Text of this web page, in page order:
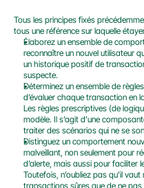
Tous les principes fixés
tous une référence sur laquelle
Élaborez un ensemble de
reconnaître un nouvel utilisateur
un historique positif de
suspecte.
Déterminez un ensemble de
d’évaluer chaque transaction en
Les règles prescriptives (de
modèle. Il s’agit d’une
traiter des scénarios qui ne se
Distinguez un comportement
malveillant, non seulement pour
d’alerte, mais aussi pour faciliter
Toutefois, n’oubliez pas qu’il
transactions sûres que de ne